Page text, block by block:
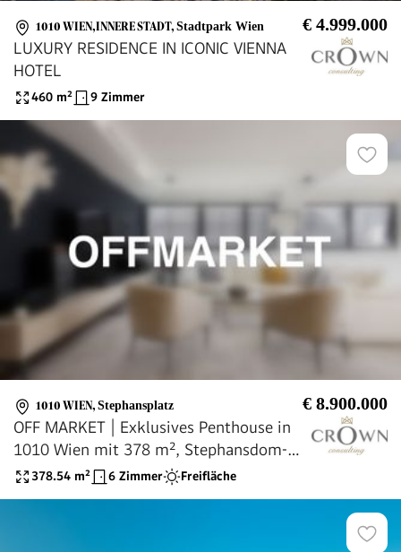
1010 WIEN,INNERE STADT, Stadtpark Wien € 4.999.000
LUXURY RESIDENCE IN ICONIC VIENNA
HOTEL
460 m² 9 Zimmer
1010 WIEN, Stephansplatz € 8.900.000
OFF MARKET | Exklusives Penthouse in
1010 Wien mit 378 m², Stephansdom-
Blick, Terrasse, Whirlpool &
378.54 m² 6 Zimmer Freifläche